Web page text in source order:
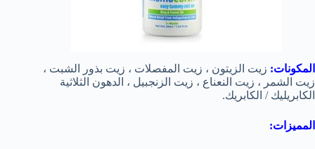
المكونات: زيت الزيتون ، زيت المفصلات ، زيت بذور الشبت ،
زيت الشمر ، زيت النعناع ، زيت الزنجبيل ، الدهون الثلاثية
الكابريليك / الكابريك.
المميزات: